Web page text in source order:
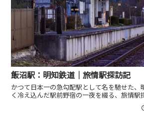
飯沼駅：明知鉄道｜旅情駅探訪記
かつて日本一の急勾配駅として名を馳せた、
く冷え込んだ駅前野宿の一夜を綴る、旅情駅